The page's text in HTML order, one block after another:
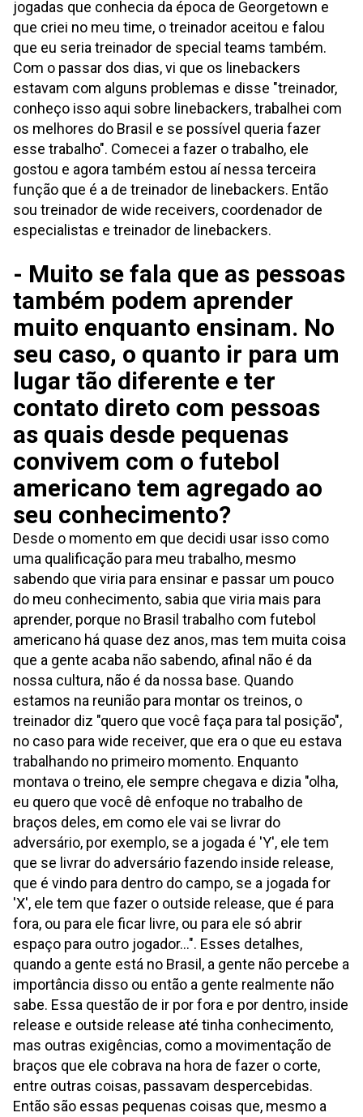
jogadas que conhecia da época de Georgetown e
que criei no meu time, o treinador aceitou e falou
que eu seria treinador de special teams também.
Com o passar dos dias, vi que os linebackers
estavam com alguns problemas e disse "treinador,
conheço isso aqui sobre linebackers, trabalhei com
os melhores do Brasil e se possível queria fazer
esse trabalho". Comecei a fazer o trabalho, ele
gostou e agora também estou aí nessa terceira
função que é a de treinador de linebackers. Então
sou treinador de wide receivers, coordenador de
especialistas e treinador de linebackers.
- Muito se fala que as pessoas
também podem aprender
muito enquanto ensinam. No
seu caso, o quanto ir para um
lugar tão diferente e ter
contato direto com pessoas
as quais desde pequenas
convivem com o futebol
americano tem agregado ao
seu conhecimento?
Desde o momento em que decidi usar isso como
uma qualificação para meu trabalho, mesmo
sabendo que viria para ensinar e passar um pouco
do meu conhecimento, sabia que viria mais para
aprender, porque no Brasil trabalho com futebol
americano há quase dez anos, mas tem muita coisa
que a gente acaba não sabendo, afinal não é da
nossa cultura, não é da nossa base. Quando
estamos na reunião para montar os treinos, o
treinador diz "quero que você faça para tal posição",
no caso para wide receiver, que era o que eu estava
trabalhando no primeiro momento. Enquanto
montava o treino, ele sempre chegava e dizia "olha,
eu quero que você dê enfoque no trabalho de
braços deles, em como ele vai se livrar do
adversário, por exemplo, se a jogada é 'Y', ele tem
que se livrar do adversário fazendo inside release,
que é vindo para dentro do campo, se a jogada for
'X', ele tem que fazer o outside release, que é para
fora, ou para ele ficar livre, ou para ele só abrir
espaço para outro jogador...". Esses detalhes,
quando a gente está no Brasil, a gente não percebe a
importância disso ou então a gente realmente não
sabe. Essa questão de ir por fora e por dentro, inside
release e outside release até tinha conhecimento,
mas outras exigências, como a movimentação de
braços que ele cobrava na hora de fazer o corte,
entre outras coisas, passavam despercebidas.
Então são essas pequenas coisas que, mesmo a